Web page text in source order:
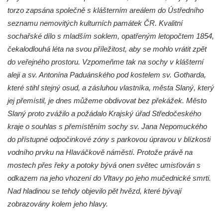
Památník Johanna Wolfganga Goetha u
polikliniky v Nejdku
Socha svatého Pavla před kostelem
svatých Petra a Pavla v Jeníkově
Socha svatého Petra před kostelem svatých
Petra a Pavla v Jeníkově
Socha svatého Jana Nepomuckého před
kostelem svatých Petra a Pavla v Jeníkově
Obrázek Ježíš jako Dobrý pastýř u studánky
Pod obrázkem na Kamenné cestě pod
Plešným
torzo zapsána společně s klášterním areálem do Ústředního
seznamu nemovitých kulturních památek ČR. Kvalitní
sochařské dílo s mladším soklem, opatřeným letopočtem 1854,
čekalodlouhá léta na svou příležitost, aby se mohlo vrátit zpět
do veřejného prostoru. Vzpomeňme tak na sochy v klášterní
aleji a sv. Antonína Paduánského pod kostelem sv. Gotharda,
které stihl stejný osud, a zásluhou vlastníka, města Slaný, který
jej přemístil, je dnes můžeme obdivovat bez překážek. Město
Slaný proto zvážilo a požádalo Krajský úřad Středočeského
kraje o souhlas s přemístěním sochy sv. Jana Nepomuckého
do přístupné odpočinkové zóny s parkovou úpravou v blízkosti
vodního prvku na Hlaváčkově náměstí. Protože právě na
mostech přes řeky a potoky bývá onen světec umisťován s
odkazem na jeho vhození do Vltavy po jeho mučednické smrti.
Nad hladinou se tehdy objevilo pět hvězd, které bývají
zobrazovány kolem jeho hlavy.